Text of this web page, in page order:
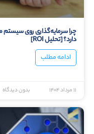
دارد؟ [تحلیل ROI]
ادامه مطلب
۱۱ مرداد ۱۴۰۴ بدون دیدگاه